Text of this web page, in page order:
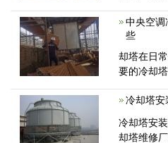
辐射散热
生的馀热
此，为了
中央空
些
却塔在日
要的冷却
认识一下
吧,冷却塔
知识，因
冷却塔安
冷却塔安
却塔维修